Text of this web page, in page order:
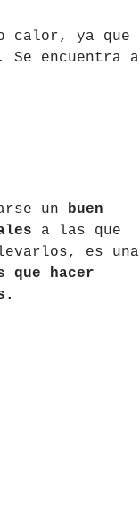
calor, ya que
encuentra a
un buen
a las que
es una
que hacer